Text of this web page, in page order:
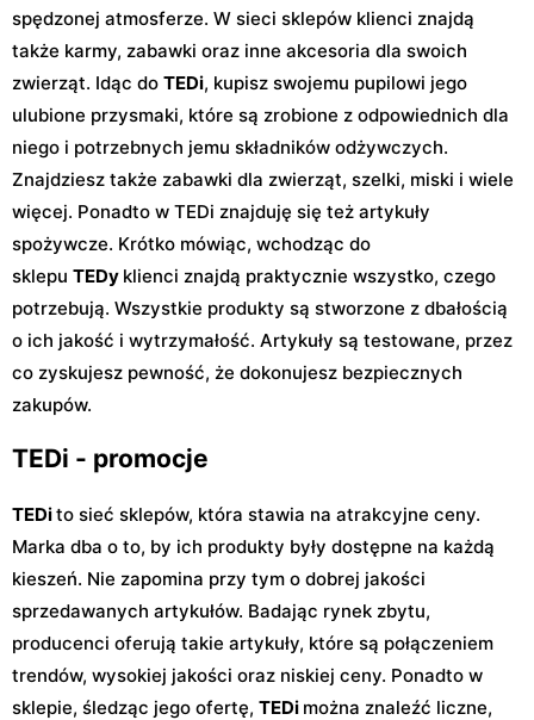
spędzonej atmosferze. W sieci sklepów klienci znajdą
także karmy, zabawki oraz inne akcesoria dla swoich
zwierząt. Idąc do TEDi, kupisz swojemu pupilowi jego
ulubione przysmaki, które są zrobione z odpowiednich dla
niego i potrzebnych jemu składników odżywczych.
Znajdziesz także zabawki dla zwierząt, szelki, miski i wiele
więcej. Ponadto w TEDi znajduję się też artykuły
spożywcze. Krótko mówiąc, wchodząc do
sklepu TEDy klienci znajdą praktycznie wszystko, czego
potrzebują. Wszystkie produkty są stworzone z dbałością
o ich jakość i wytrzymałość. Artykuły są testowane, przez
co zyskujesz pewność, że dokonujesz bezpiecznych
zakupów.
TEDi - promocje
TEDito sieć sklepów, która stawia na atrakcyjne ceny.
Marka dba o to, by ich produkty były dostępne na każdą
kieszeń. Nie zapomina przy tym o dobrej jakości
sprzedawanych artykułów. Badając rynek zbytu,
producenci oferują takie artykuły, które są połączeniem
trendów, wysokiej jakości oraz niskiej ceny. Ponadto w
sklepie, śledząc jego ofertę, TEDi można znaleźć liczne,